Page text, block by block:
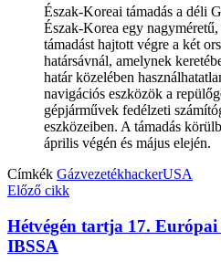
Észak-Koreai támadás a déli
Észak-Korea egy
támadást hajtott végre a két
határsávnál, amelynek
határ közelében
navigációs eszközök a
gépjárművek fedélzeti
eszközeiben. A támadás
április végén és május elején.
Címkék GázvezetékhackerUSA
Előző cikk
Hétvégén tartja 17. Európai
IBSSA